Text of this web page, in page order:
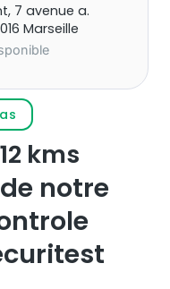
7 avenue a.
Marseille
12 kms
notre